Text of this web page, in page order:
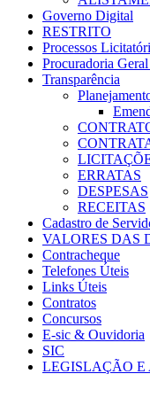
Governo Digital
RESTRITO
Processos
Procuradoria
Transparência
ERRATAS
DESPESAS
RECEITAS
Cadastro de
VALORES DAS
Contracheque
Telefones Úteis
Links Úteis
Contratos
Concursos
E-sic & Ouvidoria
SIC
LEGISLAÇÃO E